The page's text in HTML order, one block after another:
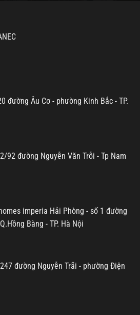
đường Âu Cơ - phường Kinh Bắc - TP.
92 đường Nguyễn Văn Trỗi - Tp Nam
imperia Hải Phòng - số 1 đường
Bàng - TP. Hà Nội
đường Nguyễn Trãi - phường Điện